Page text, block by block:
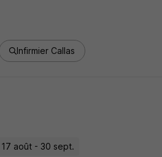
Infirmier Callas
17 août - 30 sept.